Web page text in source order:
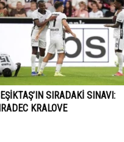
SIRADAKİ SINAVI:
KRALOVE